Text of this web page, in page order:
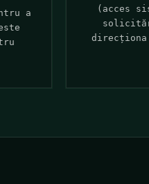
a
(acces
direcționa